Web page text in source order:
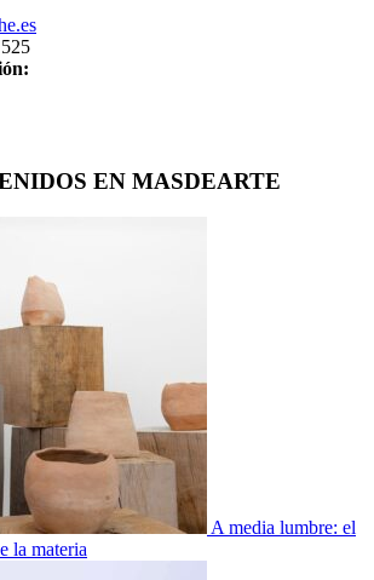
EN MASDEARTE
A media lumbre: el
la materia